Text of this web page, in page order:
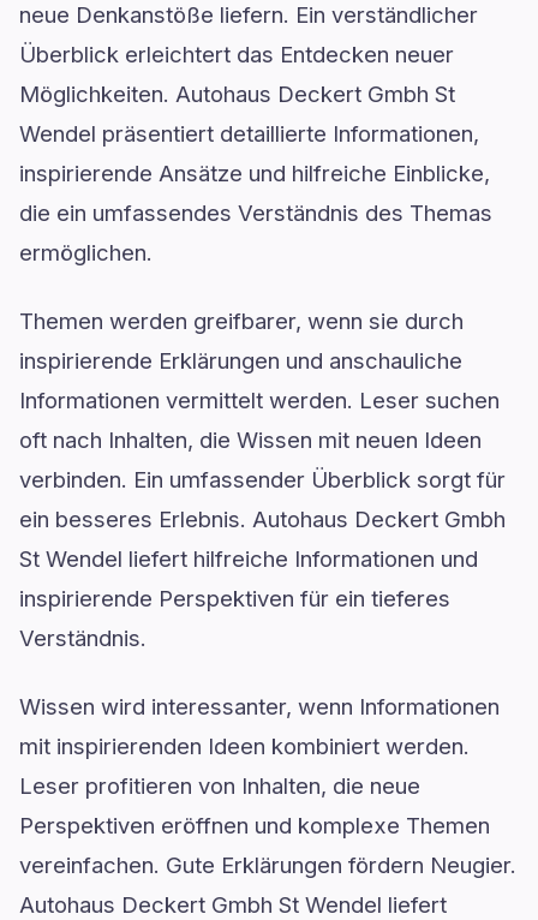
neue Denkanstöße liefern. Ein verständlicher
Überblick erleichtert das Entdecken neuer
Möglichkeiten. Autohaus Deckert Gmbh St
Wendel präsentiert detaillierte Informationen,
inspirierende Ansätze und hilfreiche Einblicke,
die ein umfassendes Verständnis des Themas
ermöglichen.
Themen werden greifbarer, wenn sie durch
inspirierende Erklärungen und anschauliche
Informationen vermittelt werden. Leser suchen
oft nach Inhalten, die Wissen mit neuen Ideen
verbinden. Ein umfassender Überblick sorgt für
ein besseres Erlebnis. Autohaus Deckert Gmbh
St Wendel liefert hilfreiche Informationen und
inspirierende Perspektiven für ein tieferes
Verständnis.
Wissen wird interessanter, wenn Informationen
mit inspirierenden Ideen kombiniert werden.
Leser profitieren von Inhalten, die neue
Perspektiven eröffnen und komplexe Themen
vereinfachen. Gute Erklärungen fördern Neugier.
Autohaus Deckert Gmbh St Wendel liefert